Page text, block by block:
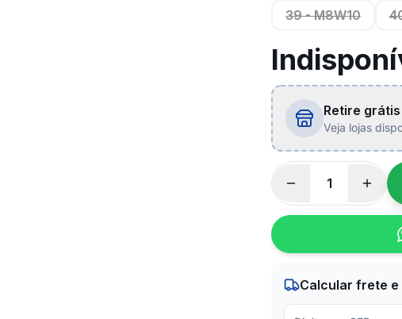
39 - M8W10
Retire
Veja lojas
Calcular frete e